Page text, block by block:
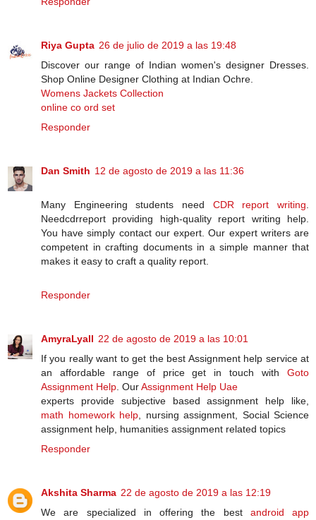
Riya Gupta 26 de julio de 2019 a las 19:48
Discover our range of Indian women's designer Dresses.
Shop Online Designer Clothing at Indian Ochre.
Womens Jackets Collection
online co ord set
Responder
Dan Smith 12 de agosto de 2019 a las 11:36
Many Engineering students need CDR report writing.
Needcdrreport providing high-quality report writing help.
You have simply contact our expert. Our expert writers are
competent in crafting documents in a simple manner that
makes it easy to craft a quality report.
Responder
AmyraLyall 22 de agosto de 2019 a las 10:01
If you really want to get the best Assignment help service at
an affordable range of price get in touch with Goto
Assignment Help. OurAssignment Help Uae
experts provide subjective based assignment help like,
math homework help, nursing assignment, Social Science
assignment help, humanities assignment related topics
Responder
Akshita Sharma 22 de agosto de 2019 a las 12:19
We are specialized in offering the best android app